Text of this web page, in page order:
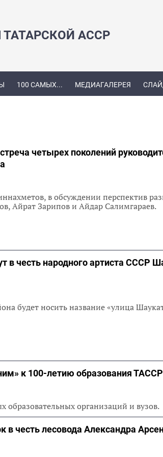
АССР
100 САМЫХ... МЕДИАГАЛЕРЕЯ
четырех поколений
в обсуждении перспектив
Айрат Зарипов и Айдар Салимгараев.
в честь народного артиста СССР
будет носить название «улица
к 100-летию образования ТАССР
образовательных организаций и вузов.
честь лесовода Александра